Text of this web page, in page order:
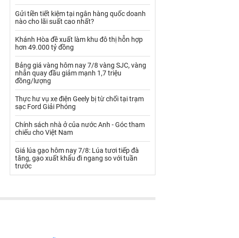
Rau - Củ -Quả Sắt thép
Sữa
Than
Thủy hải sản khác Tôm
Vàng
Xi măng - Clynker
Gửi tiền tiết kiệm tại ngân hàng quốc doanh
nào cho lãi suất cao nhất?
Khánh Hòa đề xuất làm khu đô thị hỗn hợp
hơn 49.000 tỷ đồng
Bảng giá vàng hôm nay 7/8 vàng SJC, vàng
nhẫn quay đầu giảm mạnh 1,7 triệu
đồng/lượng
Thực hư vụ xe điện Geely bị từ chối tại trạm
sạc Ford Giải Phóng
Chính sách nhà ở của nước Anh - Góc tham
chiếu cho Việt Nam
Giá lúa gạo hôm nay 7/8: Lúa tươi tiếp đà
tăng, gạo xuất khẩu đi ngang so với tuần
trước